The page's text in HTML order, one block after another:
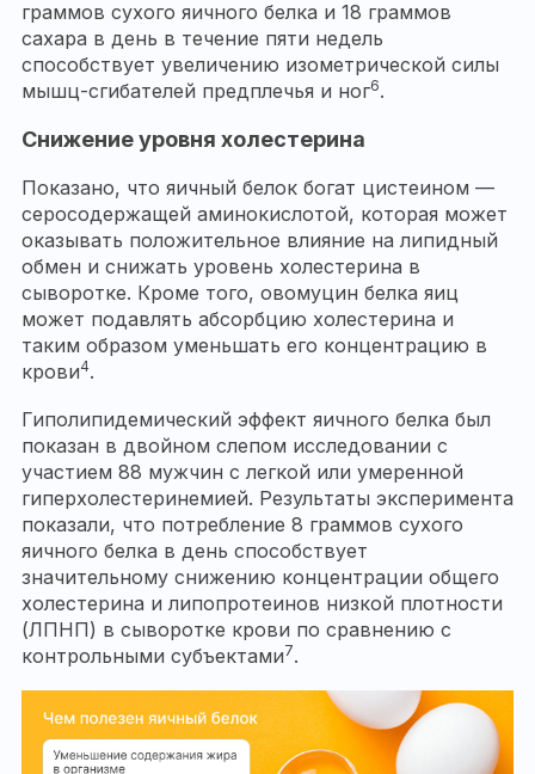
граммов сухого яичного белка и 18 граммов
сахара в день в течение пяти недель
способствует увеличению изометрической силы
мышц-сгибателей предплечья и ног6.
Снижение уровня холестерина
Показано, что яичный белок богат цистеином —
серосодержащей аминокислотой, которая может
оказывать положительное влияние на липидный
обмен и снижать уровень холестерина в
сыворотке. Кроме того, овомуцин белка яиц
может подавлять абсорбцию холестерина и
таким образом уменьшать его концентрацию в
крови4.
Гиполипидемический эффект яичного белка был
показан в двойном слепом исследовании с
участием 88 мужчин с легкой или умеренной
гиперхолестеринемией. Результаты эксперимента
показали, что потребление 8 граммов сухого
яичного белка в день способствует
значительному снижению концентрации общего
холестерина и липопротеинов низкой плотности
(ЛПНП) в сыворотке крови по сравнению с
контрольными субъектами7.